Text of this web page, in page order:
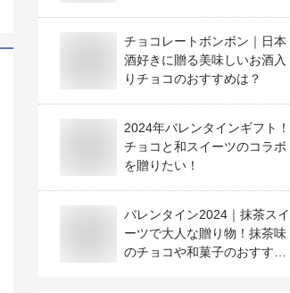
チョコレートボンボン｜日本
酒好きに贈る美味しいお酒入
りチョコのおすすめは？
2024年バレンタインギフト！
チョコと和スイーツのコラボ
を贈りたい！
バレンタイン2024｜抹茶スイ
ーツで大人な贈り物！抹茶味
のチョコや和菓子のおすすめ